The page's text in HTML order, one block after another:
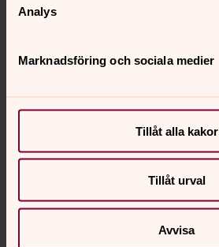
Analys
Marknadsföring och sociala medier
Tillåt alla kakor
Tillåt urval
Avvisa
Kalender
Hitta snabbt